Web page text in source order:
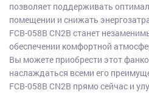
позволяет поддерживать
помещении и снижать
FCB-058B CN2B станет
обеспечении комфортной
Вы можете приобрести этот
наслаждаться всеми его
FCB-058B CN2B прямо сейчас и